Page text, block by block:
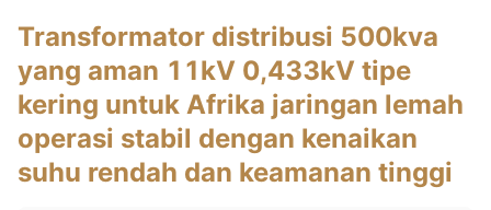
Transformator distribusi 500kva
yang aman 11kV 0,433kV tipe
kering untuk Afrika jaringan lemah
operasi stabil dengan kenaikan
suhu rendah dan keamanan tinggi